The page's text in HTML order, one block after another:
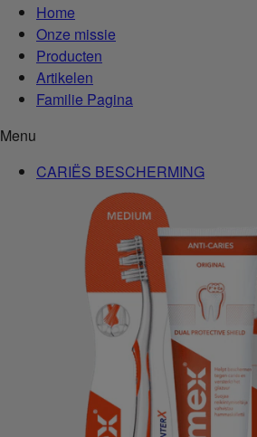
Home
Onze missie
Producten
Artikelen
Familie Pagina
Menu
CARIËS BESCHERMING